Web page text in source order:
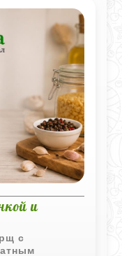
и
минуту,
и
с